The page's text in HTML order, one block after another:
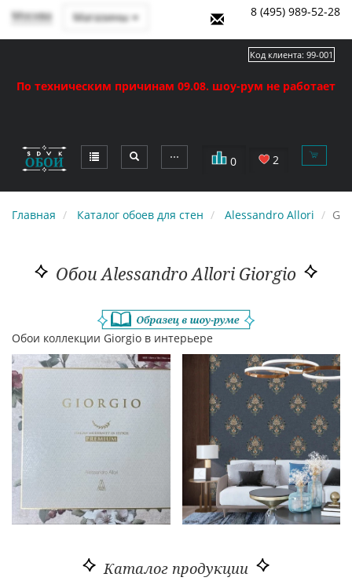
Москва Магазины 8 (495) 989-52-28
По техническим причинам 09.08. шоу-рум не работает
⋯ 0 2
Код клиента: 99-001
Главная Каталог обоев для стен Alessandro Allori
Обои Alessandro Allori Giorgio
Обои коллекции Giorgio в интерьере
Каталог продукции